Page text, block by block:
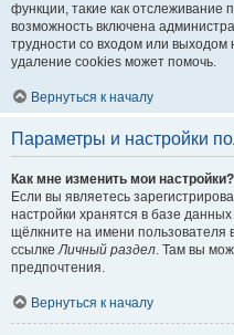
функции, такие как отслеживание
возможность включена
трудности со входом или
удаление cookies может помочь.
Вернуться к началу
Параметры и настройки
Как мне изменить мои настройки?
Если вы являетесь
настройки хранятся в базе
щёлкните на имени пользователя
ссылкеЛичный раздел. Там вы
предпочтения.
Вернуться к началу